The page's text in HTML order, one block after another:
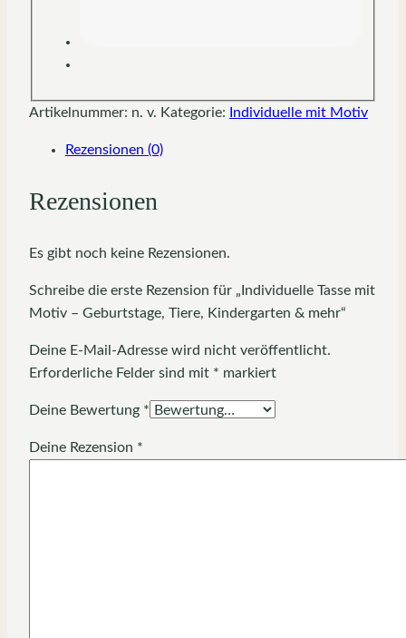
Artikelnummer: n. v. Kategorie: Individuelle mit Motiv
Rezensionen (0)
Rezensionen
Es gibt noch keine Rezensionen.
Schreibe die erste Rezension für „Individuelle Tasse mit
Motiv – Geburtstage, Tiere, Kindergarten & mehr“
Deine E-Mail-Adresse wird nicht veröffentlicht.
Erforderliche Felder sind mit * markiert
Deine Bewertung *
Deine Rezension *